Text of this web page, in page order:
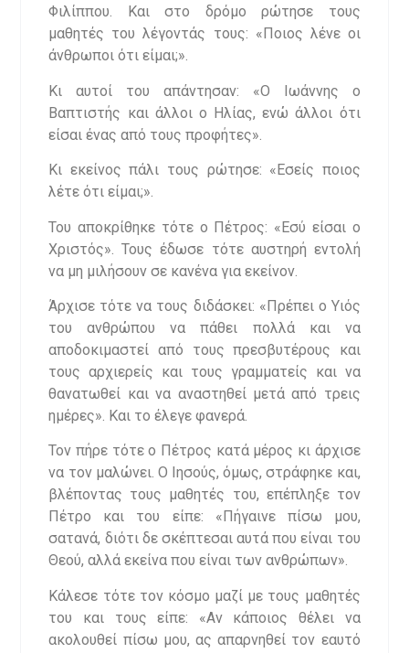
Φιλίππου. Και στο δρόμο ρώτησε τους
μαθητές του λέγοντάς τους: «Ποιος λένε οι
άνθρωποι ότι είμαι;».
Κι αυτοί του απάντησαν: «Ο Ιωάννης ο
Βαπτιστής και άλλοι ο Ηλίας, ενώ άλλοι ότι
είσαι ένας από τους προφήτες».
Κι εκείνος πάλι τους ρώτησε: «Εσείς ποιος
λέτε ότι είμαι;».
Του αποκρίθηκε τότε ο Πέτρος: «Εσύ είσαι ο
Χριστός». Τους έδωσε τότε αυστηρή εντολή
να μη μιλήσουν σε κανένα για εκείνον.
Άρχισε τότε να τους διδάσκει: «Πρέπει ο Υιός
του ανθρώπου να πάθει πολλά και να
αποδοκιμαστεί από τους πρεσβυτέρους και
τους αρχιερείς και τους γραμματείς και να
θανατωθεί και να αναστηθεί μετά από τρεις
ημέρες». Και το έλεγε φανερά.
Τον πήρε τότε ο Πέτρος κατά μέρος κι άρχισε
να τον μαλώνει. Ο Ιησούς, όμως, στράφηκε και,
βλέποντας τους μαθητές του, επέπληξε τον
Πέτρο και του είπε: «Πήγαινε πίσω μου,
σατανά, διότι δε σκέπτεσαι αυτά που είναι του
Θεού, αλλά εκείνα που είναι των ανθρώπων».
Κάλεσε τότε τον κόσμο μαζί με τους μαθητές
του και τους είπε: «Αν κάποιος θέλει να
ακολουθεί πίσω μου, ας απαρνηθεί τον εαυτό